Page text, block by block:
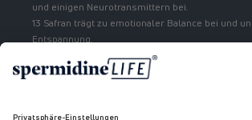
und einigen Neurotransmittern bei.
13 Safran trägt zu emotionaler Balance bei und
Entspannung.